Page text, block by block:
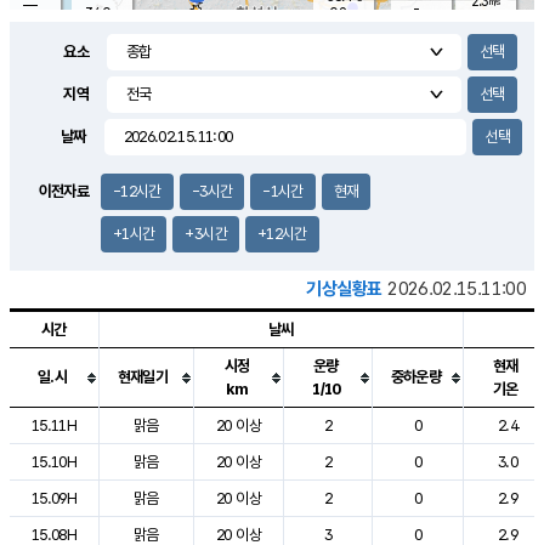
3.6m/s
34.0
-
0.8 m/s
요소
지역
날짜
이전자료 -12시간 -3시간 -1시간 현재
+1시간 +3시간 +12시간
기상실황표 2026.02.15.11:00
도시별 기상실황표로 지점, 날씨, 기온, 강수, 바람, 기압등을 안내한 표입
시간 날씨
일.시 현재일기
시정
km
운량
1/10
중하운량
현재
기온
15.11H
맑음 20 이상 2 0
2.4
15.10H
맑음 20 이상 2 0
3.0
15.09H
맑음 20 이상 2 0
2.9
15.08H
맑음 20 이상 3 0
2.9